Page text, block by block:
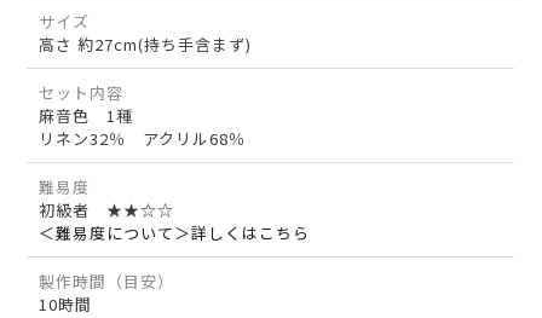
サイズ
高さ 約27cm(持ち手含まず)
セット内容
麻音色 1種
リネン32％ アクリル68％
難易度
初級者 ★★☆☆
＜難易度について＞詳しくはこちら
製作時間（目安）
10時間